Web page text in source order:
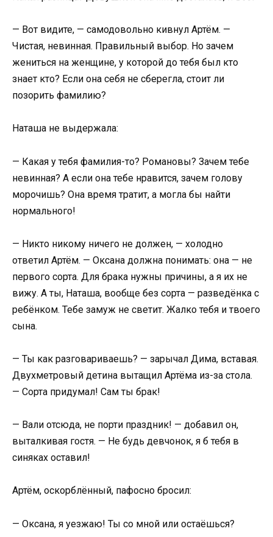
— Вот видите, — самодовольно кивнул Артём. —
Чистая, невинная. Правильный выбор. Но зачем
жениться на женщине, у которой до тебя был кто
знает кто? Если она себя не сберегла, стоит ли
позорить фамилию?
Наташа не выдержала:
— Какая у тебя фамилия-то? Романовы? Зачем тебе
невинная? А если она тебе нравится, зачем голову
морочишь? Она время тратит, а могла бы найти
нормального!
— Никто никому ничего не должен, — холодно
ответил Артём. — Оксана должна понимать: она — не
первого сорта. Для брака нужны причины, а я их не
вижу. А ты, Наташа, вообще без сорта — разведёнка с
ребёнком. Тебе замуж не светит. Жалко тебя и твоего
сына.
— Ты как разговариваешь? — зарычал Дима, вставая.
Двухметровый детина вытащил Артёма из-за стола.
— Сорта придумал! Сам ты брак!
— Вали отсюда, не порти праздник! — добавил он,
выталкивая гостя. — Не будь девчонок, я б тебя в
синяках оставил!
Артём, оскорблённый, пафосно бросил:
— Оксана, я уезжаю! Ты со мной или остаёшься?